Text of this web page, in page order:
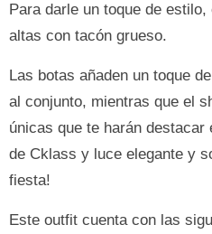
Para darle un toque de
altas con tacón grueso.
Las botas añaden un toque
al conjunto, mientras que el
únicas que te harán destacar
de Cklass y luce elegante y
fiesta!
Este outfit cuenta con las